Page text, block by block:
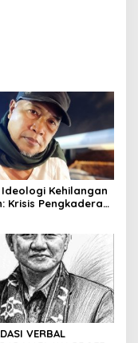
Ideologi Kehilangan
Krisis Pengkaderan
yang
Arah
VERBAL